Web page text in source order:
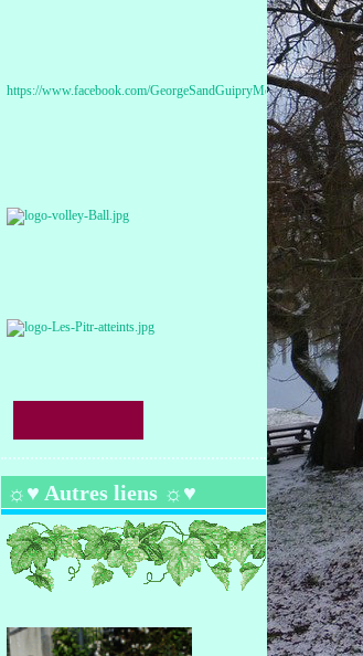
https://www.facebook.com/GeorgeSandGuipryMessac
☼♥ Autres liens ☼♥